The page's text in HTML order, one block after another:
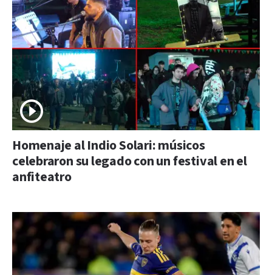
Homenaje al Indio Solari: músicos
celebraron su legado con un festival en el
anfiteatro